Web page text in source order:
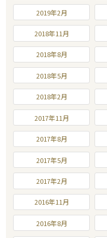
2019年2月
2018年11月
2018年8月
2018年5月
2018年2月
2017年11月
2017年8月
2017年5月
2017年2月
2016年11月
2016年8月